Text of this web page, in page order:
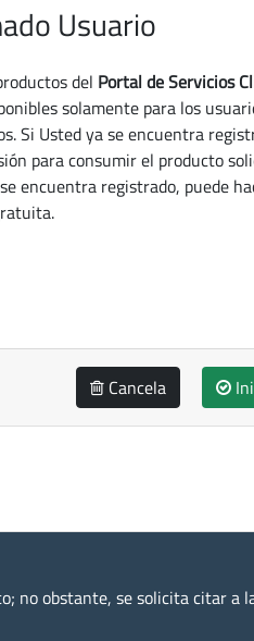
Usuario
del Portal de Servicios
solamente para los
Si Usted ya se encuentra
para consumir el producto
encuentra registrado, puede
Cancela
no obstante, se solicita citar a